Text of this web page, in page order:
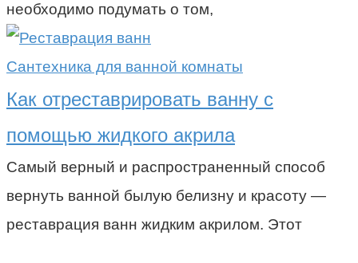
необходимо подумать о том,
Сантехника для ванной комнаты
Как отреставрировать ванну с
помощью жидкого акрила
Самый верный и распространенный способ
вернуть ванной былую белизну и красоту —
реставрация ванн жидким акрилом. Этот